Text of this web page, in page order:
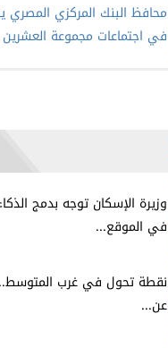
محافظ البنك المركزي
في اجتماعات مجموعة
​وزيرة الإسكان توجه بدمج
في الموقع...
​نقطة تحول في غرب المتوسط..
عن...